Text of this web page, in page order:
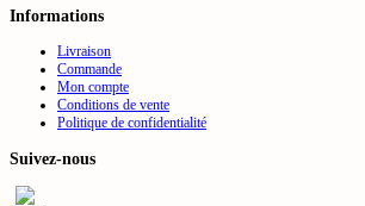
Informations
Livraison
Commande
Mon compte
Conditions de vente
Politique de confidentialité
Suivez-nous